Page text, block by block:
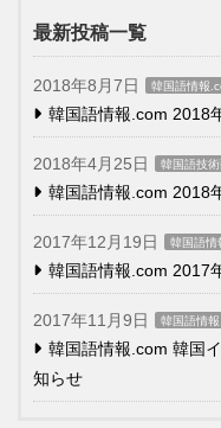
最新投稿一覧
2018年8月7日 韓国語情報
韓国語情報.com 2018
2018年4月25日 韓国語技
韓国語情報.com 2018
2017年12月19日 韓国語情
韓国語情報.com 2017
2017年11月9日 韓国語情
韓国語情報.com 韓国
知らせ